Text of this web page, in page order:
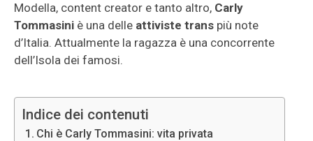
Modella, content creator e tanto altro, Carly
Tommasini è una delle attiviste trans più note
d’Italia. Attualmente la ragazza è una concorrente
dell’Isola dei famosi.
Indice dei contenuti
Chi è Carly Tommasini: vita privata